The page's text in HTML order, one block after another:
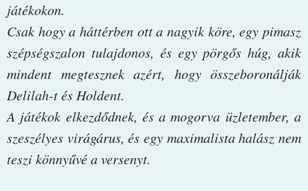
játékokon.
Csak hogy a háttérben ott a nagyik köre, egy pimasz
szépségszalon tulajdonos, és egy pörgős húg, akik
mindent megtesznek azért, hogy összeboronálják
Delilah-t és Holdent.
A játékok elkezdődnek, és a mogorva üzletember, a
szeszélyes virágárus, és egy maximalista halász nem
teszi könnyűvé a versenyt.